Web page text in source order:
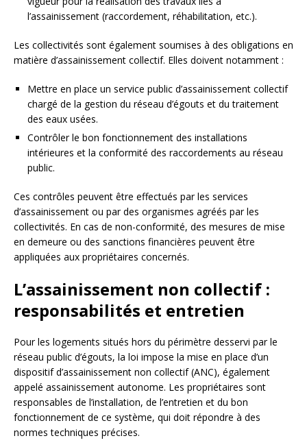
l’assainissement (raccordement, réhabilitation, etc.).
Les collectivités sont également soumises à des obligations en
matière d’assainissement collectif. Elles doivent notamment :
Mettre en place un service public d’assainissement collectif
chargé de la gestion du réseau d’égouts et du traitement
des eaux usées.
Contrôler le bon fonctionnement des installations
intérieures et la conformité des raccordements au réseau
public.
Ces contrôles peuvent être effectués par les services
d’assainissement ou par des organismes agréés par les
collectivités. En cas de non-conformité, des mesures de mise
en demeure ou des sanctions financières peuvent être
appliquées aux propriétaires concernés.
L’assainissement non collectif :
responsabilités et entretien
Pour les logements situés hors du périmètre desservi par le
réseau public d’égouts, la loi impose la mise en place d’un
dispositif d’assainissement non collectif (ANC), également
appelé assainissement autonome. Les propriétaires sont
responsables de l’installation, de l’entretien et du bon
fonctionnement de ce système, qui doit répondre à des
normes techniques précises.